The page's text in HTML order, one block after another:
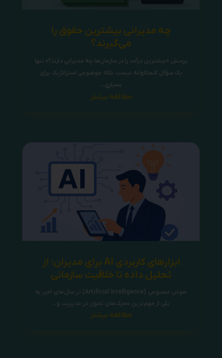
چه مدیرانی بیشترین حقوق را
می‌گیرند؟
پرسش «بیشترین درآمد را در سازمان‌ها چه مدیرانی دارند؟» تنها
یک سؤال کنجکاوانه نیست، بلکه موضوعی استراتژیک برای
بسیاری...
مطالعه بیشتر
ابزارهای کاربردی AI برای مدیران: از
تحلیل داده تا خلاقیت سازمانی
هوش مصنوعی (Artificial Intelligence) در سال‌های اخیر به
یکی از مهم‌ترین محرک‌های تحول در مدیریت و...
مطالعه بیشتر